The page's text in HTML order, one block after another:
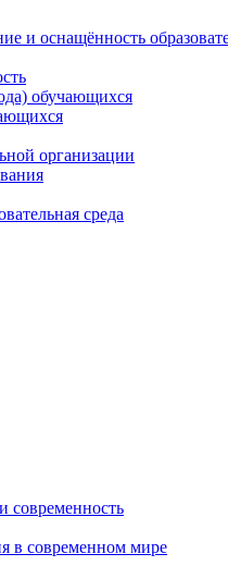
и оснащённость
обучающихся
организации
среда
современность
в современном мире